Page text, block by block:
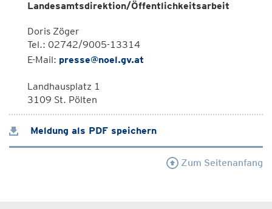
Landesamtsdirektion/Öffentlichkeitsarbeit
Doris Zöger
Tel.: 02742/9005-13314
E-Mail: presse@noel.gv.at
Landhausplatz 1
3109 St. Pölten
Meldung als PDF speichern
Zum Seitenanfang